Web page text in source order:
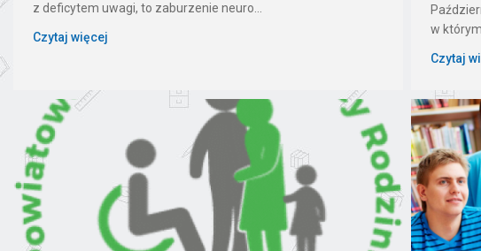
z deficytem uwagi, to zaburzenie neuro...
Czytaj więcej
w
Czytaj